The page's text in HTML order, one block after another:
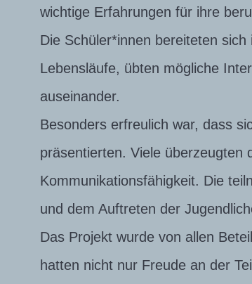
wichtige Erfahrungen für ihre
Die Schüler*innen bereiteten
Lebensläufe, übten mögliche
auseinander.
Besonders erfreulich war, dass
präsentierten. Viele überzeugten
Kommunikationsfähigkeit. Die
und dem Auftreten der
Das Projekt wurde von allen
hatten nicht nur Freude an der